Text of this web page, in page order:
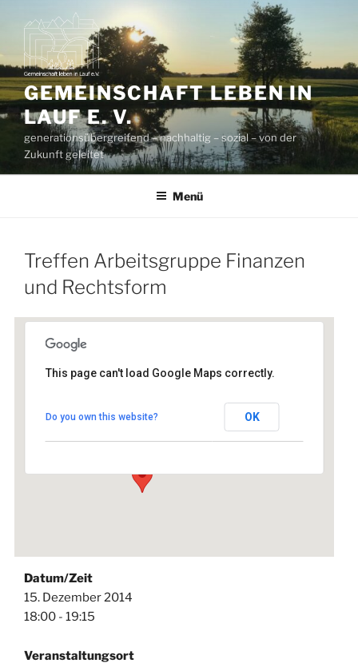
Inhalt
GEMEINSCHAFT LEBEN IN
LAUF E. V.
generationsübergreifend – nachhaltig – sozial – von der
Zukunft geleitet
Menü
Treffen Arbeitsgruppe Finanzen
und Rechtsform
Bürgertreff Lauf e.V.
Hellergasse 2 - Lauf an der Pegnitz
This page can't load Google Maps correctly.
Do you own this website? OK
Datum/Zeit
15. Dezember 2014
18:00 - 19:15
Veranstaltungsort